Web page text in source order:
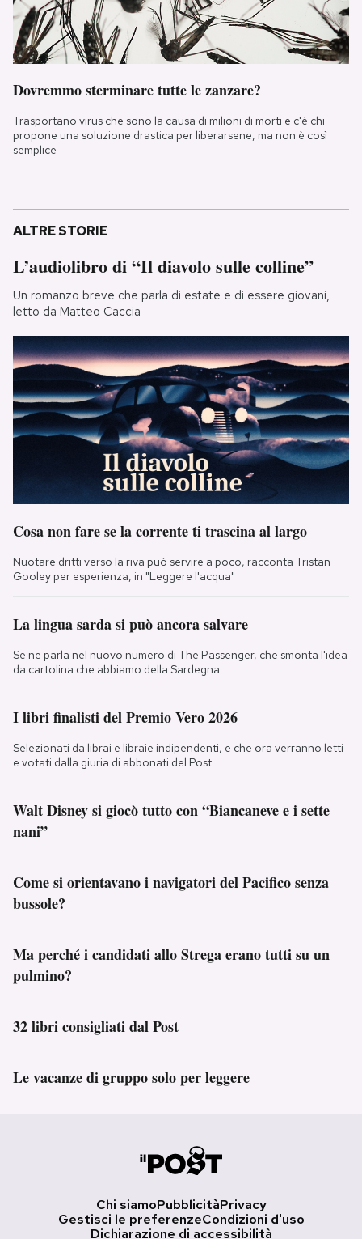
Dovremmo sterminare tutte le zanzare?
Trasportano virus che sono la causa di milioni di morti e c'è chi
propone una soluzione drastica per liberarsene, ma non è così
semplice
ALTRE STORIE
L’audiolibro di “Il diavolo sulle colline”
Un romanzo breve che parla di estate e di essere giovani,
letto da Matteo Caccia
Cosa non fare se la corrente ti trascina al largo
Nuotare dritti verso la riva può servire a poco, racconta Tristan
Gooley per esperienza, in "Leggere l'acqua"
La lingua sarda si può ancora salvare
Se ne parla nel nuovo numero di The Passenger, che smonta l'idea
da cartolina che abbiamo della Sardegna
I libri finalisti del Premio Vero 2026
Selezionati da librai e libraie indipendenti, e che ora verranno letti
e votati dalla giuria di abbonati del Post
Walt Disney si giocò tutto con “Biancaneve e i sette
nani”
Come si orientavano i navigatori del Pacifico senza
bussole?
Ma perché i candidati allo Strega erano tutti su un
pulmino?
32 libri consigliati dal Post
Le vacanze di gruppo solo per leggere
Chi siamoPubblicitàPrivacy
Gestisci le preferenzeCondizioni d'uso
Dichiarazione di accessibilità